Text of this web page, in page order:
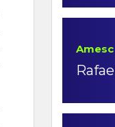
Amesc